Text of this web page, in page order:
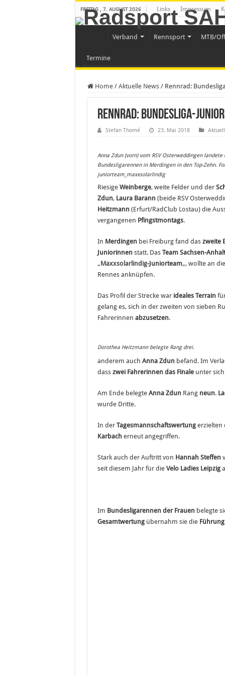
FREITAG , 7. AUGUST 2026 Links Impressum
Verband Rennsport MTB/
Termine
Home / Aktuelle News / Rennrad:
Rennrad: Bundesliga-
Stefan Thomé 23. Mai 2018
Anna Zdun (vorn) vom RSV Osterweddingen
Bundesligarennen in Merdingen in den Top-Zehn.
juniorteam_maxxsolarlindig
Riesige Weinberge, weite Felder und der
Zdun, Laura Barann(beide RSV
Heitzmann(Erfurt/RadClub Lostau) die
vergangenen Pfingstmontags.
In Merdingenbei Freiburg fand das zweite
Juniorinnenstatt. Das Team Sachsen-
„Maxxsolarlindig-Juniorteam„,wollte an
Rennes anknüpfen.
Das Profil der Strecke warideales Terrainfür
gelang es, sich in der zweiten von sieben
Fahrerinnen abzusetzen.
Dorothea Heitzmann belegte Rang drei.
anderem auch Anna Zdunbefand. Im
dass zwei Fahrerinnen das Finaleunter sich
Am Ende belegte Anna ZdunRang neun.
wurde Dritte.
In der Tagesmannschaftswertungerzielten
Karbacherneut angegriffen.
Stark auch der Auftritt von Hannah Steffen
seit diesem Jahr für dieVelo Ladies Leipzig
Im Bundesligarennen der Frauenbelegte
Gesamtwertungübernahm sie die